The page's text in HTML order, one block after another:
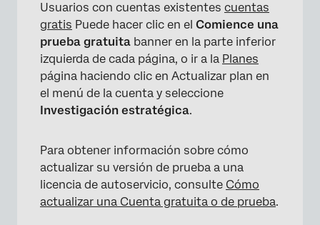
Usuarios con cuentas existentes cuentas
gratis Puede hacer clic en el Comience una
prueba gratuita banner en la parte inferior
izquierda de cada página, o ir a la Planes
página haciendo clic en Actualizar plan en
el menú de la cuenta y seleccione
Investigación estratégica.
Para obtener información sobre cómo
actualizar su versión de prueba a una
licencia de autoservicio, consulte Cómo
actualizar una Cuenta gratuita o de prueba.